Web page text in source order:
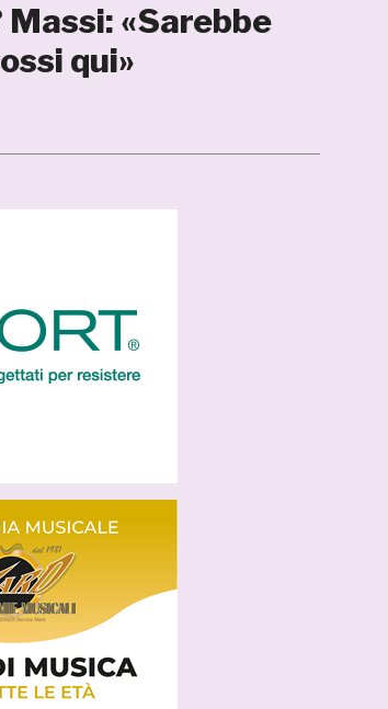
«Sarebbe
qui»